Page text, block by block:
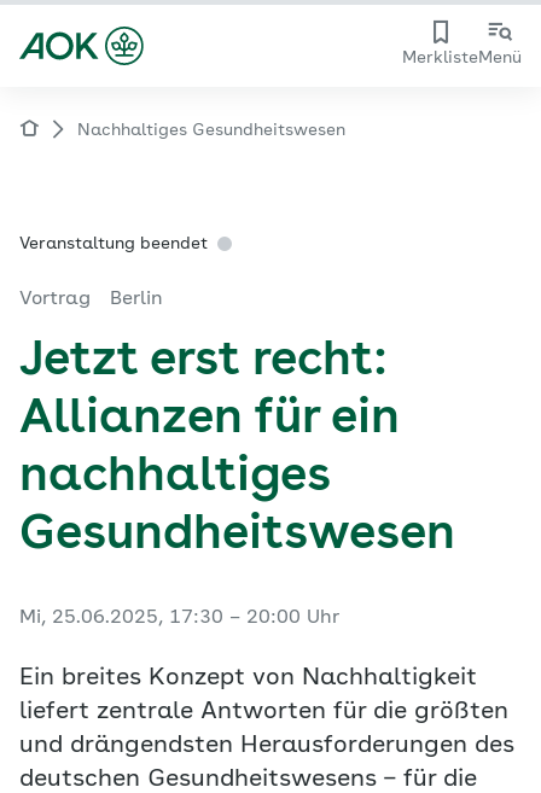
MerklisteMenü
Nachhaltiges Gesundheitswesen
Veranstaltung beendet
Vortrag Berlin
Jetzt erst recht:
Allianzen für ein
nachhaltiges
Gesundheitswesen
Mi, 25.06.2025, 17:30 – 20:00 Uhr
Ein breites Konzept von Nachhaltigkeit
liefert zentrale Antworten für die größten
und drängendsten Herausforderungen des
deutschen Gesundheitswesens – für die